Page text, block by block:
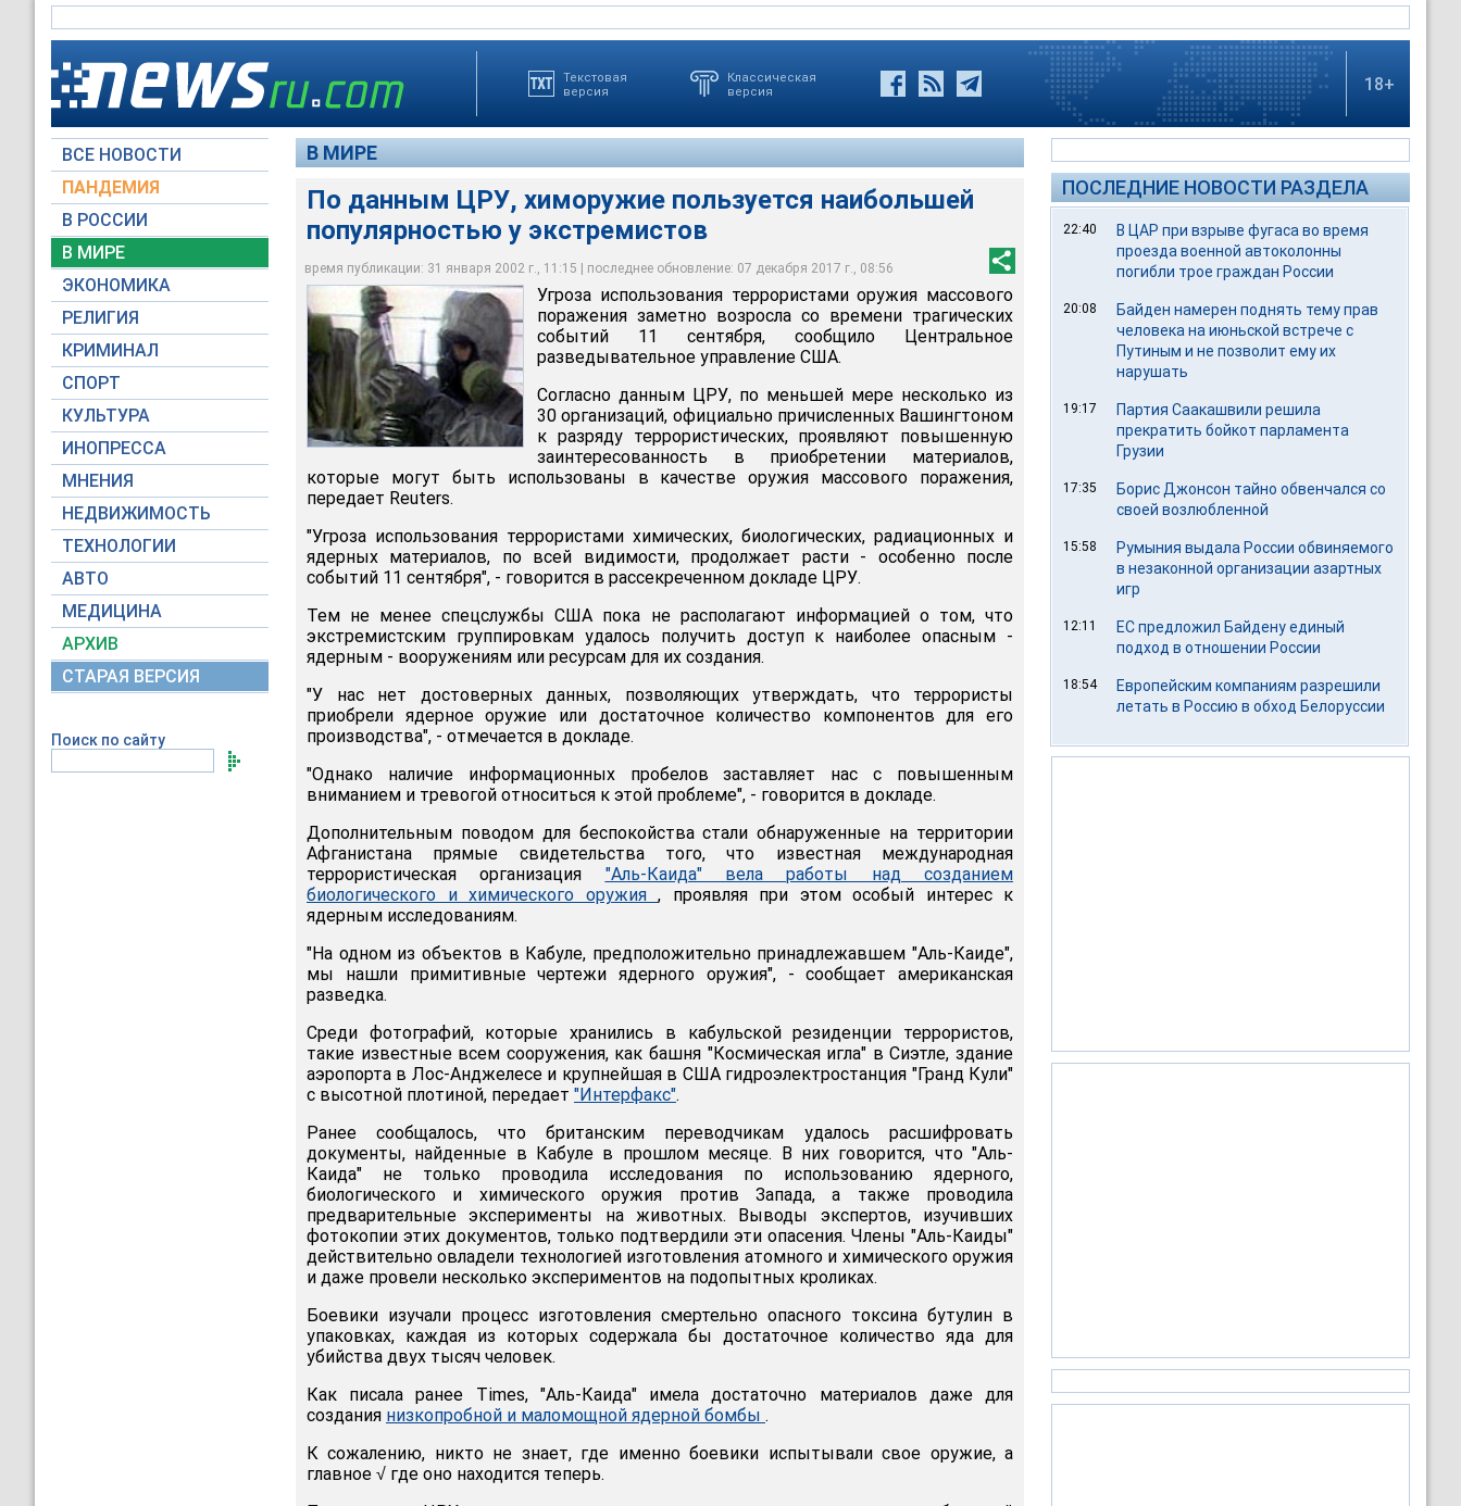
Текстовая
версия
Классическая
версия
18+
ВСЕ НОВОСТИ
ПАНДЕМИЯ
В РОССИИ
В МИРЕ
ЭКОНОМИКА
РЕЛИГИЯ
КРИМИНАЛ
СПОРТ
КУЛЬТУРА
ИНОПРЕССА
МНЕНИЯ
НЕДВИЖИМОСТЬ
ТЕХНОЛОГИИ
АВТО
МЕДИЦИНА
АРХИВ
СТАРАЯ ВЕРСИЯ
Поиск по сайту
В МИРЕ
По данным ЦРУ, химоружие пользуется наибольшей
популярностью у экстремистов
время публикации: 31 января 2002 г., 11:15 | последнее обновление: 07 декабря 2017 г., 08:56
По данным ЦРУ, химоружие пользуется наибольшей популярностью у экстремистов
Архив NTVRU.com
Угроза использования террористами оружия массового
поражения заметно возросла со времени трагических
событий 11 сентября, сообщило Центральное
разведывательное управление США.
Согласно данным ЦРУ, по меньшей мере несколько из
30 организаций, официально причисленных Вашингтоном
к разряду террористических, проявляют повышенную
заинтересованность в приобретении материалов,
которые могут быть использованы в качестве оружия массового поражения,
передает Reuters.
"Угроза использования террористами химических, биологических, радиационных и
ядерных материалов, по всей видимости, продолжает расти - особенно после
событий 11 сентября", - говорится в рассекреченном докладе ЦРУ.
Тем не менее спецслужбы США пока не располагают информацией о том, что
экстремистским группировкам удалось получить доступ к наиболее опасным -
ядерным - вооружениям или ресурсам для их создания.
"У нас нет достоверных данных, позволяющих утверждать, что террористы
приобрели ядерное оружие или достаточное количество компонентов для его
производства", - отмечается в докладе.
"Однако наличие информационных пробелов заставляет нас с повышенным
вниманием и тревогой относиться к этой проблеме", - говорится в докладе.
Дополнительным поводом для беспокойства стали обнаруженные на территории
Афганистана прямые свидетельства того, что известная международная
террористическая организация "Аль-Каида" вела работы над созданием
биологического и химического оружия , проявляя при этом особый интерес к
ядерным исследованиям.
"На одном из объектов в Кабуле, предположительно принадлежавшем "Аль-Каиде",
мы нашли примитивные чертежи ядерного оружия", - сообщает американская
разведка.
Среди фотографий, которые хранились в кабульской резиденции террористов,
такие известные всем сооружения, как башня "Космическая игла" в Сиэтле, здание
аэропорта в Лос-Анджелесе и крупнейшая в США гидроэлектростанция "Гранд Кули"
с высотной плотиной, передает "Интерфакс".
Ранее сообщалось, что британским переводчикам удалось расшифровать
документы, найденные в Кабуле в прошлом месяце. В них говорится, что "Аль-
Каида" не только проводила исследования по использованию ядерного,
биологического и химического оружия против Запада, а также проводила
предварительные эксперименты на животных. Выводы экспертов, изучивших
фотокопии этих документов, только подтвердили эти опасения. Члены "Аль-Каиды"
действительно овладели технологией изготовления атомного и химического оружия
и даже провели несколько экспериментов на подопытных кроликах.
Боевики изучали процесс изготовления смертельно опасного токсина бутулин в
упаковках, каждая из которых содержала бы достаточное количество яда для
убийства двух тысяч человек.
Как писала ранее Times, "Аль-Каида" имела достаточно материалов даже для
создания низкопробной и маломощной ядерной бомбы .
К сожалению, никто не знает, где именно боевики испытывали свое оружие, а
главное √ где оно находится теперь.
ПОСЛЕДНИЕ НОВОСТИ РАЗДЕЛА
22:40
В ЦАР при взрыве фугаса во время
проезда военной автоколонны
погибли трое граждан России
20:08
Байден намерен поднять тему прав
человека на июньской встрече с
Путиным и не позволит ему их
нарушать
19:17
Партия Саакашвили решила
прекратить бойкот парламента
Грузии
17:35
Борис Джонсон тайно обвенчался со
своей возлюбленной
15:58
Румыния выдала России обвиняемого
в незаконной организации азартных
игр
12:11
ЕС предложил Байдену единый
подход в отношении России
18:54
Европейским компаниям разрешили
летать в Россию в обход Белоруссии